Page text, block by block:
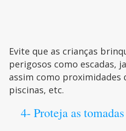
Evite que as crianças
perigosos como escadas,
assim como proximidades
piscinas, etc.
4- Proteja as